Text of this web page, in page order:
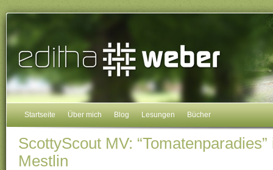
Startseite Über mich Blog Lesungen Bücher
ScottyScout MV:
Mestlin